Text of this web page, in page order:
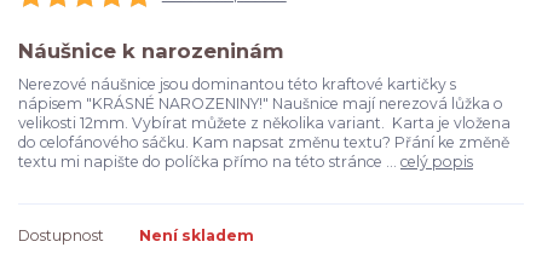
Náušnice k narozeninám
Nerezové náušnice jsou dominantou této kraftové kartičky s
nápisem "KRÁSNÉ NAROZENINY!" Naušnice mají nerezová lůžka o
velikosti 12mm. Vybírat můžete z několika variant. Karta je vložena
do celofánového sáčku. Kam napsat změnu textu? Přání ke změně
textu mi napište do políčka přímo na této stránce ... celý popis
Dostupnost
Není skladem